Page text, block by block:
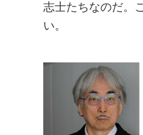
志士たちなのだ。
い。